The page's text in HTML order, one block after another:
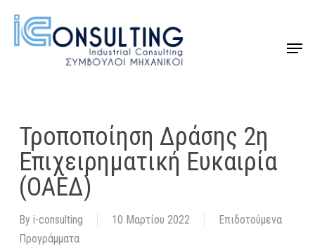
main
Menu
Τροποποίηση Δράσης 2η
Επιχειρηματική Ευκαιρία
(ΟΑΕΔ)
By i-consulting 10 Μαρτίου 2022
Επιδοτούμενα
Προγράμματα
Close